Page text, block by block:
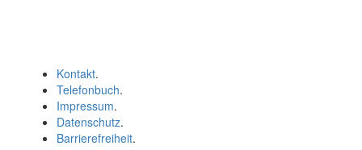
Kontakt.
Telefonbuch.
Impressum.
Datenschutz.
Barrierefreiheit.